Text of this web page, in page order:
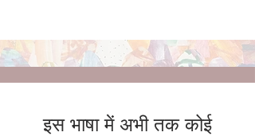
इस भाषा में अभी तक कोई